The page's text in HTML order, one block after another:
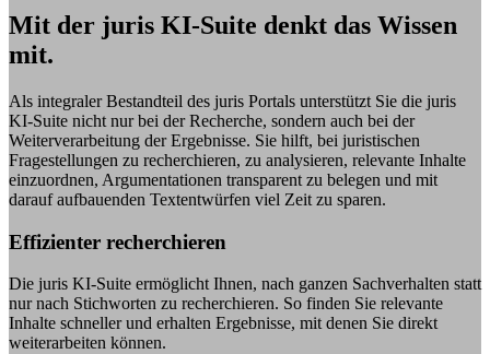
Mit der juris KI-Suite denkt das Wissen
mit.
Als integraler Bestandteil des juris Portals unterstützt Sie die juris
KI-Suite nicht nur bei der Recherche, sondern auch bei der
Weiterverarbeitung der Ergebnisse. Sie hilft, bei juristischen
Fragestellungen zu recherchieren, zu analysieren, relevante Inhalte
einzuordnen, Argumentationen transparent zu belegen und mit
darauf aufbauenden Textentwürfen viel Zeit zu sparen.
Effizienter recherchieren
Die juris KI-Suite ermöglicht Ihnen, nach ganzen Sachverhalten statt
nur nach Stichworten zu recherchieren. So finden Sie relevante
Inhalte schneller und erhalten Ergebnisse, mit denen Sie direkt
weiterarbeiten können.